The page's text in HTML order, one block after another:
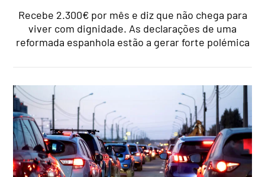
Recebe 2.300€ por mês e diz que não chega para
viver com dignidade. As declarações de uma
reformada espanhola estão a gerar forte polémica